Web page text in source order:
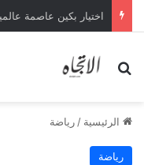
اختيار بكين عاصمة عالمية
بحث عن
الرئيسية / رياضة
رياضة